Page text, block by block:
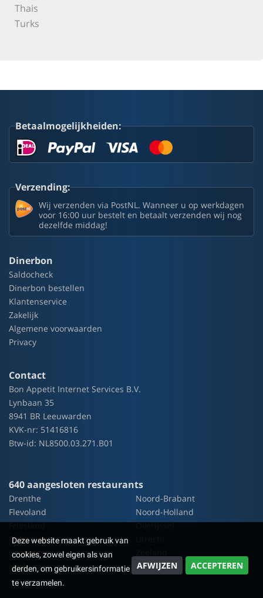
Deze website maakt gebruik van
cookies, zowel eigen als van
derden, om gebruikersinformatie
te verzamelen.
AFWIJZEN ACCEPTEREN
Thais
Turks
Betaalmogelijkheiden:
Verzending:
Wij verzenden via PostNL. Wanneer u op werkdagen
voor 16:00 uur bestelt en betaalt verzenden wij nog
dezelfde middag!
Dinerbon
Saldocheck
Dinerbon bestellen
Klantenservice
Zakelijk
Algemene voorwaarden
Privacy
Contact
Bon Appetit Internet Services B.V.
Lynbaan 35
8941 BR Leeuwarden
KVK-nr: 51416816
Btw-id: NL8500.03.271.B01
640 aangesloten restaurants
Drenthe
Flevoland
Friesland
Gelderland
Groningen
Limburg
Noord-Brabant
Noord-Holland
Overijssel
Zuid-Holland